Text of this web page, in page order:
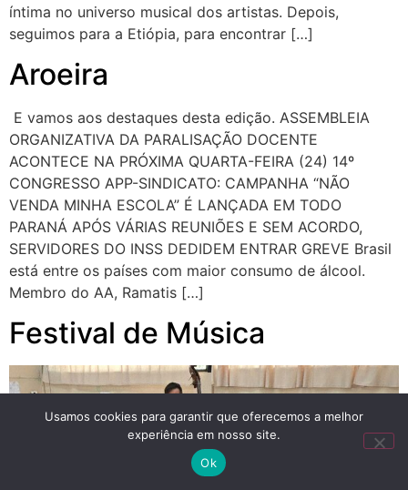
íntima no universo musical dos artistas. Depois,
seguimos para a Etiópia, para encontrar […]
Aroeira
E vamos aos destaques desta edição. ASSEMBLEIA
ORGANIZATIVA DA PARALISAÇÃO DOCENTE
ACONTECE NA PRÓXIMA QUARTA-FEIRA (24) 14º
CONGRESSO APP-SINDICATO: CAMPANHA “NÃO
VENDA MINHA ESCOLA” É LANÇADA EM TODO
PARANÁ APÓS VÁRIAS REUNIÕES E SEM ACORDO,
SERVIDORES DO INSS DEDIDEM ENTRAR GREVE Brasil
está entre os países com maior consumo de álcool.
Membro do AA, Ramatis […]
Festival de Música
Usamos cookies para garantir que oferecemos a melhor
experiência em nosso site.
Ok